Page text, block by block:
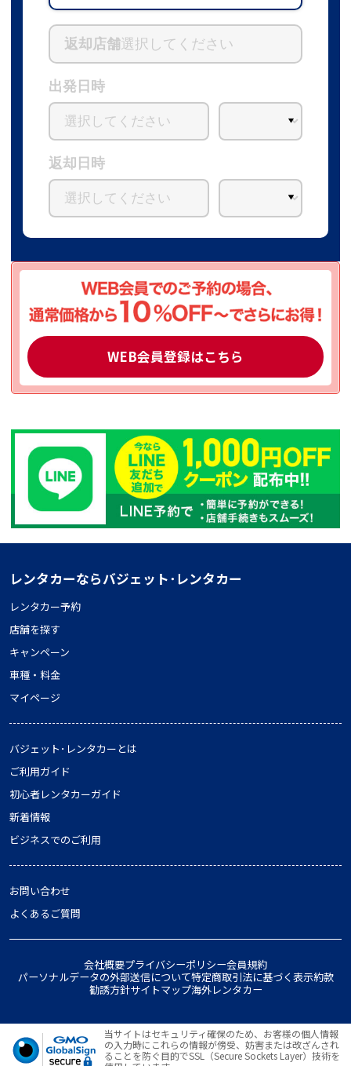
返却店舗選択してください
出発日時
返却日時
WEB会員登録はこちら
レンタカーならバジェット･レンタカー
レンタカー予約
店舗を探す
キャンペーン
車種・料金
マイページ
バジェット･レンタカーとは
ご利用ガイド
初心者レンタカーガイド
新着情報
ビジネスでのご利用
お問い合わせ
よくあるご質問
会社概要プライバシーポリシー会員規約
パーソナルデータの外部送信について特定商取引法に基づく表示約款
勧誘方針サイトマップ海外レンタカー
当サイトはセキュリティ確保のため、お客様の個人情報
の入力時にこれらの情報が傍受、妨害または改ざんされ
ることを防ぐ目的でSSL（Secure Sockets Layer）技術を